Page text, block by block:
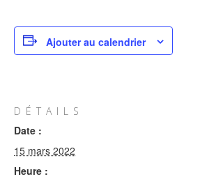
Ajouter au calendrier
DÉTAILS
Date :
15 mars 2022
Heure :